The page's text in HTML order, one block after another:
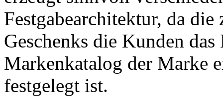
Festgabearchitektur, da
Geschenks die Kunden
Markenkatalog der Marke
festgelegt ist.